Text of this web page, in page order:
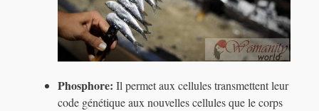
Phosphore: Il permet aux cellules transmettent leur
code génétique aux nouvelles cellules que le corps